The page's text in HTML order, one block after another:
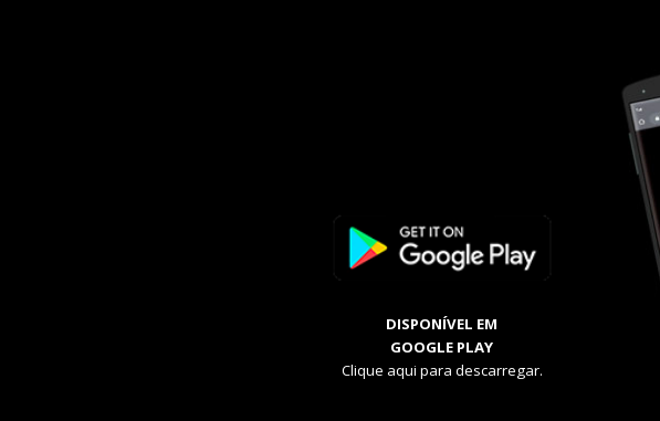
DISPONÍVEL EM
GOOGLE PLAY
Clique aqui para descarregar.